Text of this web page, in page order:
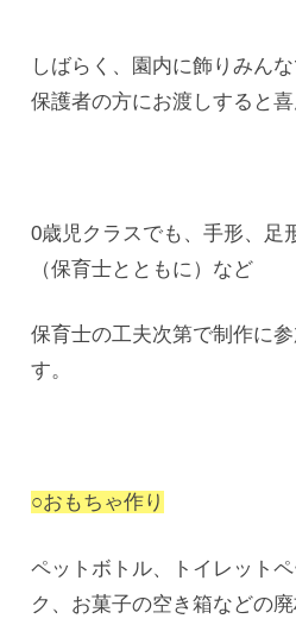
しばらく、園内に飾りみん
保護者の方にお渡しすると喜
0歳児クラスでも、手形、足
（保育士とともに）など
保育士の工夫次第で制作に
す。
○おもちゃ作り
ペットボトル、トイレット
ク、お菓子の空き箱などの